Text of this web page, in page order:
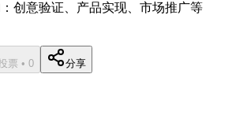
创意验证、产品实现、市场推广等
票 • 0 分享